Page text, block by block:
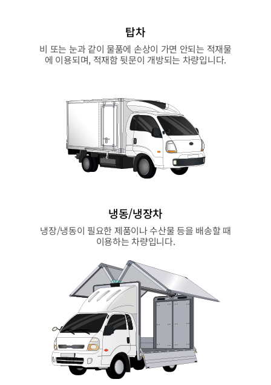
탑차
비 또는 눈과 같이 물품에 손상이 가면 안되는 적재물
에 이용되며, 적재함 뒷문이 개방되는 차량입니다.
냉동/냉장차
냉장/냉동이 필요한 제품이나 수산물 등을 배송할 때
이용하는 차량입니다.